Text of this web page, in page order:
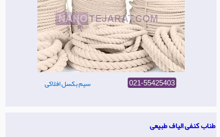
سیم بکسل افلاکی 021-55425403
طناب کنفی الیاف طبیعی